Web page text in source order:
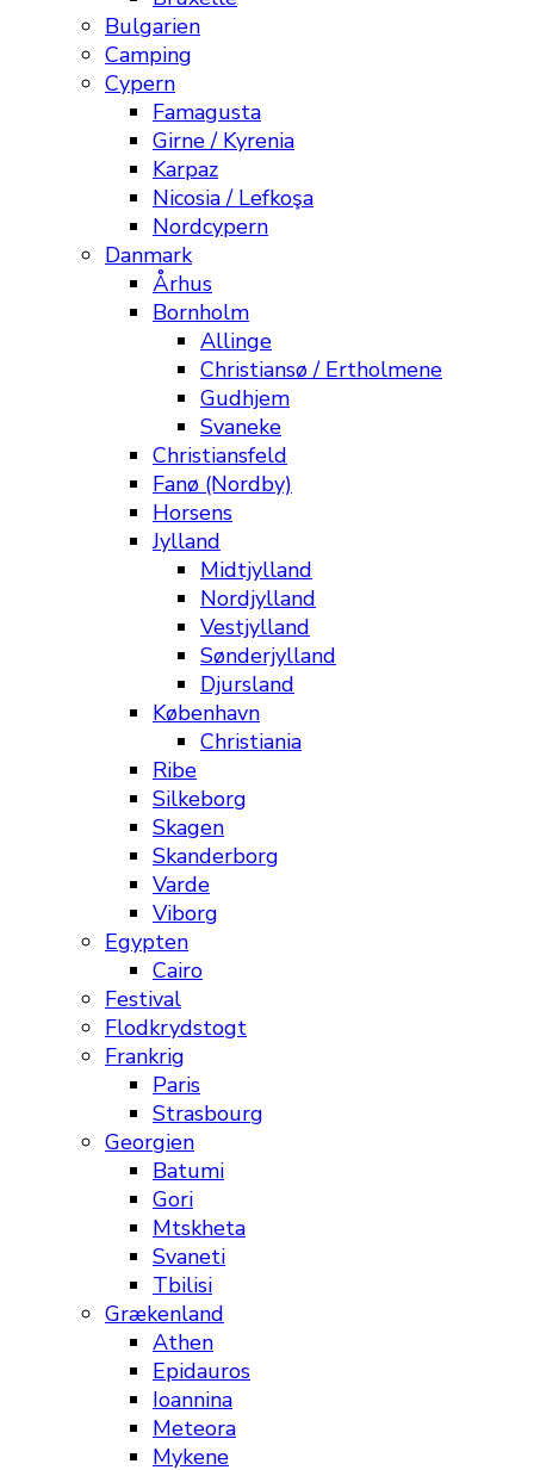
Bulgarien
Camping
Cypern
Famagusta
Girne / Kyrenia
Karpaz
Nicosia / Lefkoşa
Nordcypern
Danmark
Århus
Bornholm
Allinge
Christiansø / Ertholmene
Gudhjem
Svaneke
Christiansfeld
Fanø (Nordby)
Horsens
Jylland
Midtjylland
Nordjylland
Vestjylland
Sønderjylland
Djursland
København
Christiania
Ribe
Silkeborg
Skagen
Skanderborg
Varde
Viborg
Egypten
Cairo
Festival
Flodkrydstogt
Frankrig
Paris
Strasbourg
Georgien
Batumi
Gori
Mtskheta
Svaneti
Tbilisi
Grækenland
Athen
Epidauros
Ioannina
Meteora
Mykene